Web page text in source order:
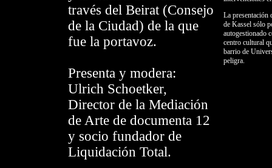
través del Beirat (Consejo
de la Ciudad) de la que
fue la portavoz.
Presenta y modera:
Ulrich Schoetker,
Director de la Mediación
de Arte de documenta 12
y socio fundador de
Liquidación Total.
La presentación
de Kassel sólo
autogestionado
centro cultural
barrio de
peligra.